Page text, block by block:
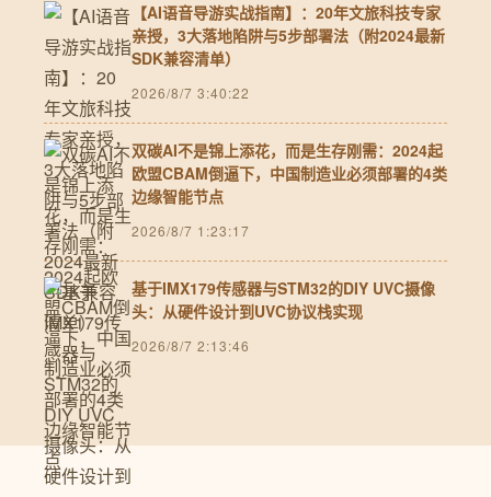
【AI语音导游实战指南】：20年文旅科技专家
亲授，3大落地陷阱与5步部署法（附2024最新
SDK兼容清单）
2026/8/7 3:40:22
双碳AI不是锦上添花，而是生存刚需：2024起
欧盟CBAM倒逼下，中国制造业必须部署的4类
边缘智能节点
2026/8/7 1:23:17
基于IMX179传感器与STM32的DIY UVC摄像
头：从硬件设计到UVC协议栈实现
2026/8/7 2:13:46